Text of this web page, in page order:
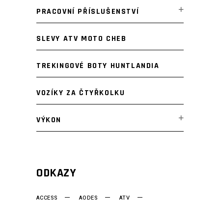
PRACOVNÍ PŘÍSLUŠENSTVÍ
SLEVY ATV MOTO CHEB
TREKINGOVÉ BOTY HUNTLANDIA
VOZÍKY ZA ČTYŘKOLKU
VÝKON
ODKAZY
ACCESS AODES
ATV